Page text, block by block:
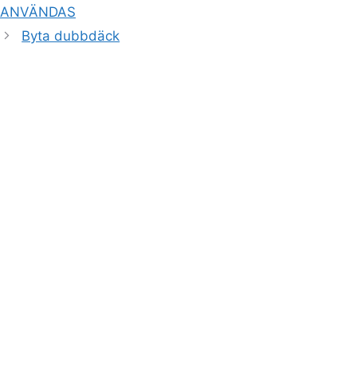
ANVÄNDAS
Byta dubbdäck